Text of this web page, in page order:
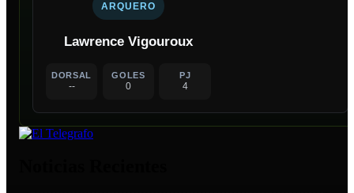
ARQUERO
Lawrence Vigouroux
DORSAL
--
GOLES
0
PJ
4